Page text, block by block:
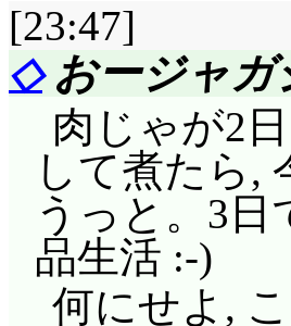
[23:47]
◇おージャガ
肉じゃが2
して煮たら,
うっと。3
品生活 :-)
何にせよ,